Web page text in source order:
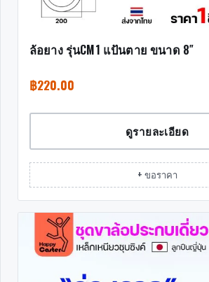
ล้อยาง รุ่นCM1 แป้นตาย ขนาด 8″
฿220.00
ดูรายละเอียด
+ ขอราคา